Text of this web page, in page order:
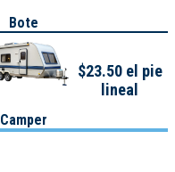
Bote
Camper
$23.50 el pie
lineal